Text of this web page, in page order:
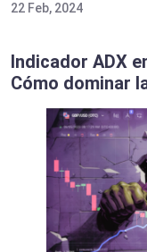
22 Feb, 2024
Indicador ADX
Cómo dominar